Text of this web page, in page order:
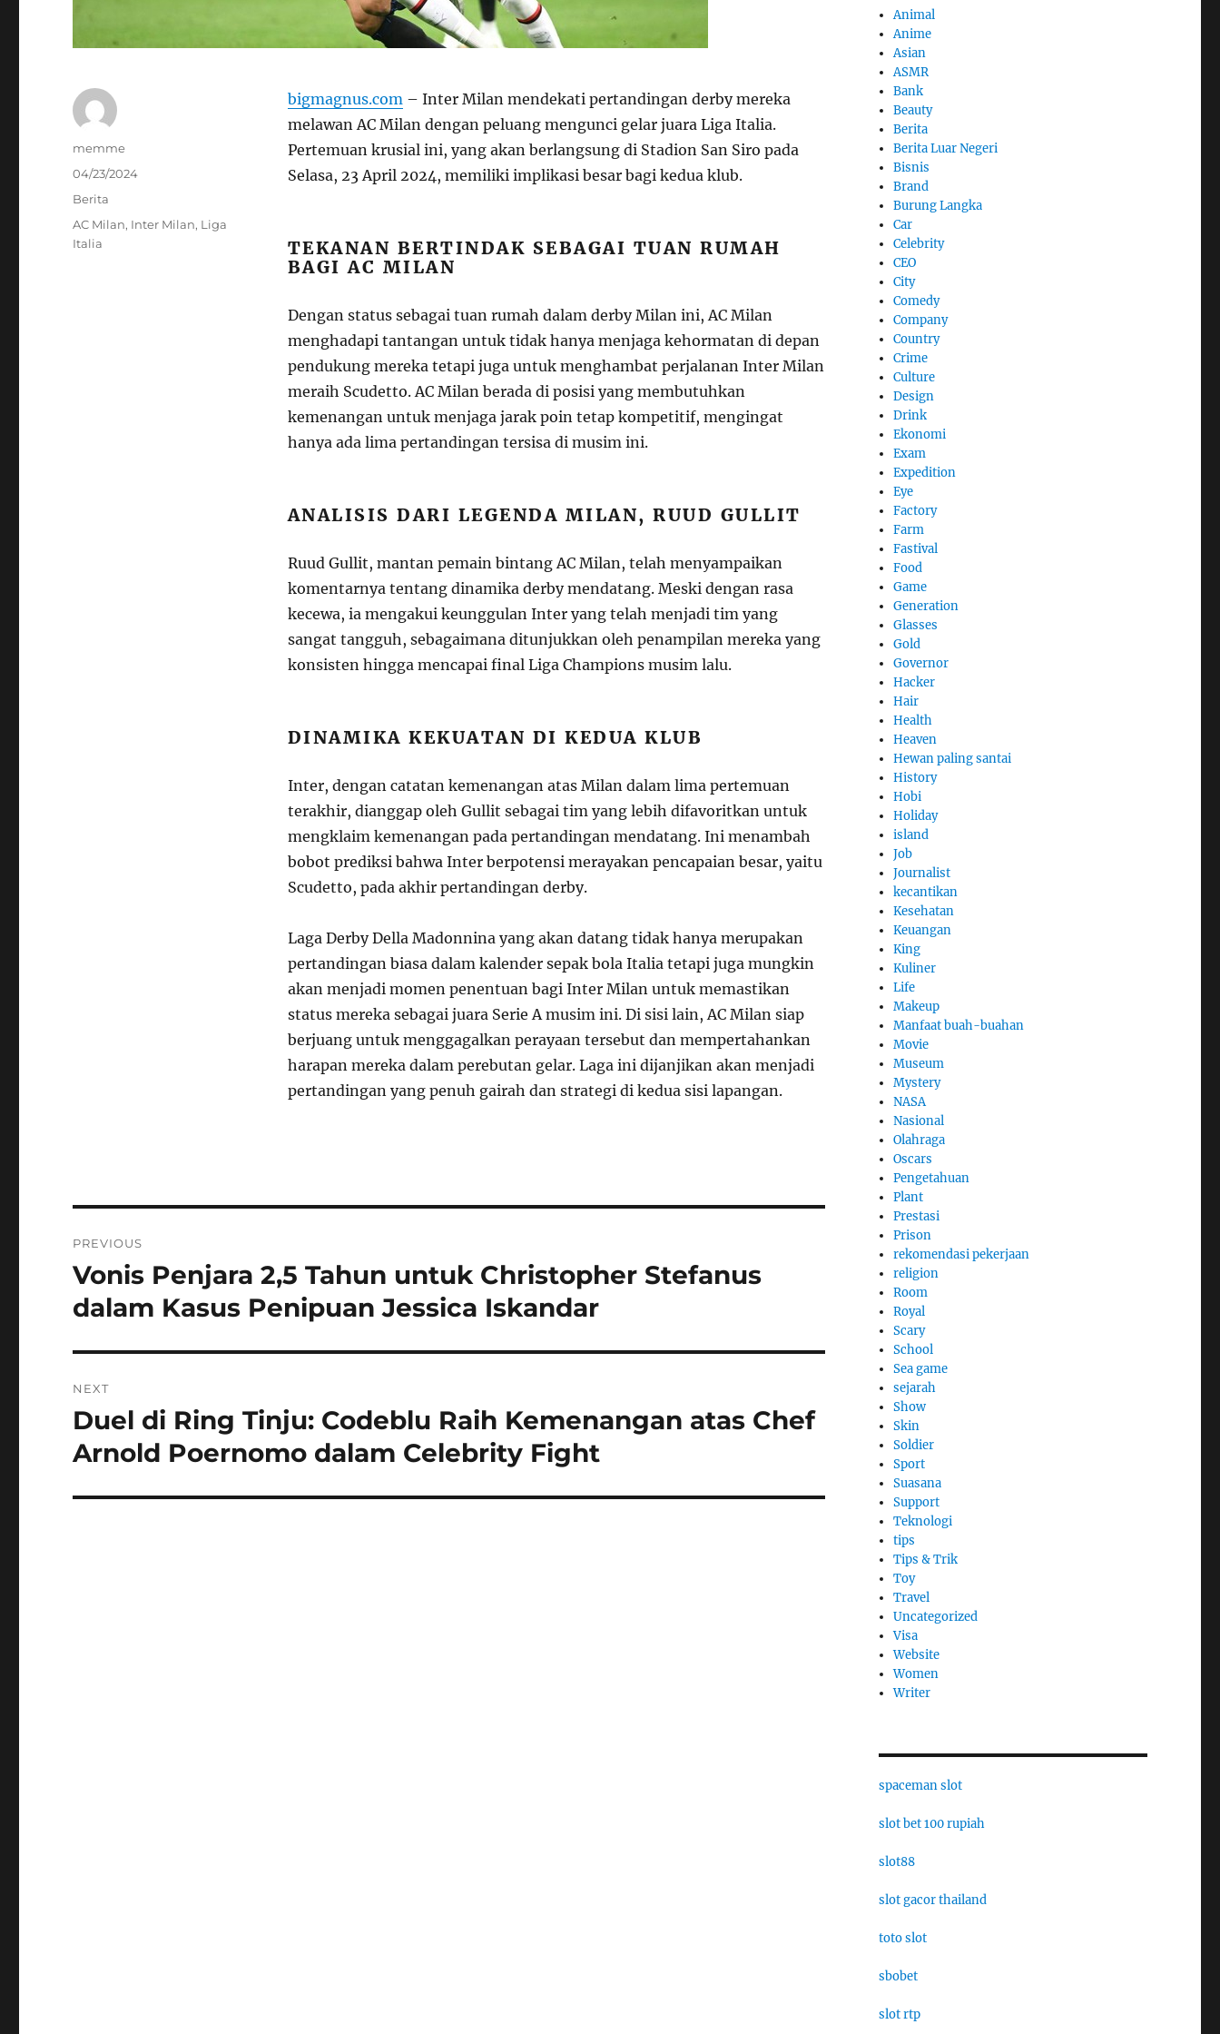
bigmagnus.com– Inter Milan mendekati pertandingan derby mereka
melawan AC Milan dengan peluang mengunci gelar juara Liga Italia.
Pertemuan krusial ini, yang akan berlangsung di Stadion San Siro pada
Selasa, 23 April 2024, memiliki implikasi besar bagi kedua klub.
TEKANAN BERTINDAK SEBAGAI TUAN RUMAH
BAGI AC MILAN
Dengan status sebagai tuan rumah dalam derby Milan ini, AC Milan
menghadapi tantangan untuk tidak hanya menjaga kehormatan di depan
pendukung mereka tetapi juga untuk menghambat perjalanan Inter Milan
meraih Scudetto. AC Milan berada di posisi yang membutuhkan
kemenangan untuk menjaga jarak poin tetap kompetitif, mengingat
hanya ada lima pertandingan tersisa di musim ini.
ANALISIS DARI LEGENDA MILAN, RUUD GULLIT
Ruud Gullit, mantan pemain bintang AC Milan, telah menyampaikan
komentarnya tentang dinamika derby mendatang. Meski dengan rasa
kecewa, ia mengakui keunggulan Inter yang telah menjadi tim yang
sangat tangguh, sebagaimana ditunjukkan oleh penampilan mereka yang
konsisten hingga mencapai final Liga Champions musim lalu.
DINAMIKA KEKUATAN DI KEDUA KLUB
Inter, dengan catatan kemenangan atas Milan dalam lima pertemuan
terakhir, dianggap oleh Gullit sebagai tim yang lebih difavoritkan untuk
mengklaim kemenangan pada pertandingan mendatang. Ini menambah
bobot prediksi bahwa Inter berpotensi merayakan pencapaian besar, yaitu
Scudetto, pada akhir pertandingan derby.
Laga Derby Della Madonnina yang akan datang tidak hanya merupakan
pertandingan biasa dalam kalender sepak bola Italia tetapi juga mungkin
akan menjadi momen penentuan bagi Inter Milan untuk memastikan
status mereka sebagai juara Serie A musim ini. Di sisi lain, AC Milan siap
berjuang untuk menggagalkan perayaan tersebut dan mempertahankan
harapan mereka dalam perebutan gelar. Laga ini dijanjikan akan menjadi
pertandingan yang penuh gairah dan strategi di kedua sisi lapangan.
Author
memme
Posted
on
04/23/2024
Categories
Berita
Tags
AC Milan, Inter Milan, Liga
Italia
pos
PREVIOUS
Previous
post:
Vonis Penjara 2,5 Tahun untuk Christopher Stefanus
dalam Kasus Penipuan Jessica Iskandar
NEXT
Next
post:
Duel di Ring Tinju: Codeblu Raih Kemenangan atas Chef
Arnold Poernomo dalam Celebrity Fight
Animal
Anime
Asian
ASMR
Bank
Beauty
Berita
Berita Luar Negeri
Bisnis
Brand
Burung Langka
Car
Celebrity
CEO
City
Comedy
Company
Country
Crime
Culture
Design
Drink
Ekonomi
Exam
Expedition
Eye
Factory
Farm
Fastival
Food
Game
Generation
Glasses
Gold
Governor
Hacker
Hair
Health
Heaven
Hewan paling santai
History
Hobi
Holiday
island
Job
Journalist
kecantikan
Kesehatan
Keuangan
King
Kuliner
Life
Makeup
Manfaat buah-buahan
Movie
Museum
Mystery
NASA
Nasional
Olahraga
Oscars
Pengetahuan
Plant
Prestasi
Prison
rekomendasi pekerjaan
religion
Room
Royal
Scary
School
Sea game
sejarah
Show
Skin
Soldier
Sport
Suasana
Support
Teknologi
tips
Tips & Trik
Toy
Travel
Uncategorized
Visa
Website
Women
Writer
spaceman slot
slot bet 100 rupiah
slot88
slot gacor thailand
toto slot
sbobet
slot rtp